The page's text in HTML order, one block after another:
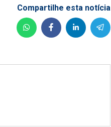
Compartilhe esta notícia